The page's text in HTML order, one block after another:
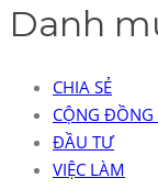
Danh
CHIA SẺ
CỘNG ĐỒNG
ĐẦU TƯ
VIỆC LÀM